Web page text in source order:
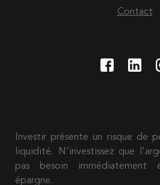
Contact
Investir présente un risque de
liquidité. N'investissez que
pas besoin immédiatement
épargne.